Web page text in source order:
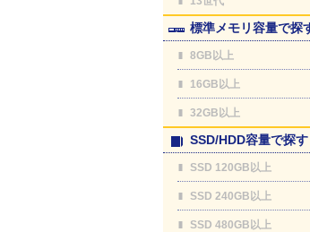
標準メモリ容量で探
8GB以上
16GB以上
32GB以上
SSD/HDD容量で探す
SSD 120GB以上
SSD 240GB以上
SSD 480GB以上